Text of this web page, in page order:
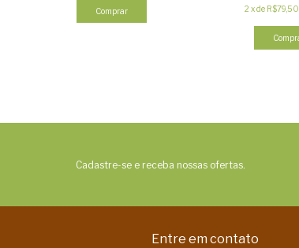
2 xde R$79,50
Cadastre-se e receba nossas ofertas.
Entre em contato